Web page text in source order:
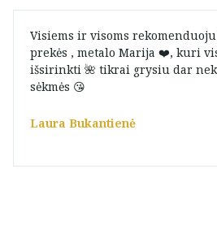
Visiems ir visoms
prekės , metalo Marija ❤️, kuri
išsirinkti 🌺 tikrai grysiu dar
sėkmės 😘
Laura Bukantienė